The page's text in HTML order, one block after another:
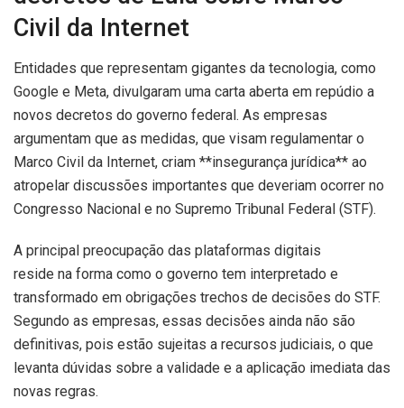
Civil da Internet
Entidades que representam gigantes da tecnologia, como
Google e Meta, divulgaram uma carta aberta em repúdio a
novos decretos do governo federal. As empresas
argumentam que as medidas, que visam regulamentar o
Marco Civil da Internet, criam **insegurança jurídica** ao
atropelar discussões importantes que deveriam ocorrer no
Congresso Nacional e no Supremo Tribunal Federal (STF).
A principal preocupação das plataformas digitais
reside na forma como o governo tem interpretado e
transformado em obrigações trechos de decisões do STF.
Segundo as empresas, essas decisões ainda não são
definitivas, pois estão sujeitas a recursos judiciais, o que
levanta dúvidas sobre a validade e a aplicação imediata das
novas regras.